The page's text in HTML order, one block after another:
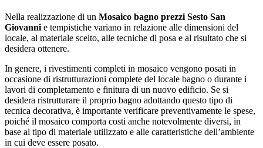
Nella realizzazione di un Mosaico bagno prezzi Sesto San
Giovanni e tempistiche variano in relazione alle dimensioni del
locale, al materiale scelto, alle tecniche di posa e al risultato che si
desidera ottenere.
In genere, i rivestimenti completi in mosaico vengono posati in
occasione di ristrutturazioni complete del locale bagno o durante i
lavori di completamento e finitura di un nuovo edificio. Se si
desidera ristrutturare il proprio bagno adottando questo tipo di
tecnica decorativa, è importante verificare preventivamente le spese,
poiché il mosaico comporta costi anche notevolmente diversi, in
base al tipo di materiale utilizzato e alle caratteristiche dell’ambiente
in cui deve essere posato.